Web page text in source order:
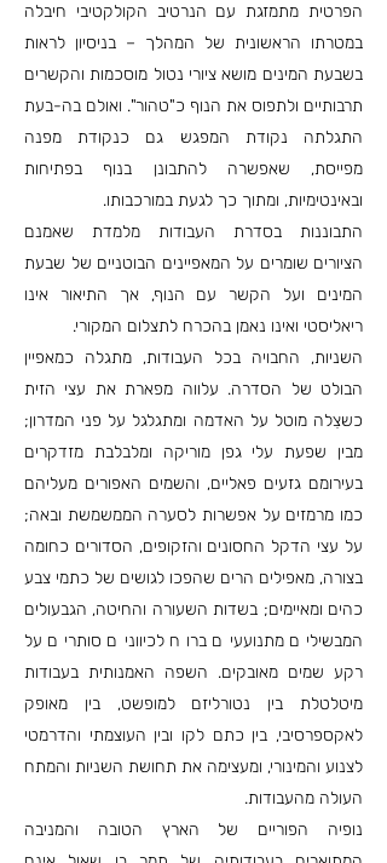
הפרטית מתמזגת עם הנרטיב הקולקטיבי חיבלה
במטרתו הראשונית של המהלך – בניסיון לראות
בשבעת המינים מושא ציורי נטול מוסכמות והקשרים
תרבותיים ולתפוס את הנוף כ"טהור". ואולם בה-בעת
התגלתה נקודת המפגש גם כנקודת מפנה
מפייסת, שאפשרה להתבונן בנוף בפתיחות
ובאינטימיות, ומתוך כך לגעת במורכבותו.
התבוננות בסדרת העבודות מלמדת שאמנם
הציורים שומרים על המאפיינים הבוטניים של שבעת
המינים ועל הקשר עם הנוף, אך התיאור אינו
ריאליסטי ואינו נאמן בהכרח לתצלום המקורי.
השניות, החבויה בכל העבודות, מתגלה כמאפיין
הבולט של הסדרה. עלווה מפארת את עצי הזית
כשצִלה מוטל על האדמה ומתגלגל על פני המדרון;
מבין שפעת עלי גפן מוריקה ומלבלבת מזדקרים
בעירומם גזעים פאליים, והשמים האפורים מעליהם
כמו מרמזים על אפשרות לסערה הממשמשת ובאה;
על עצי הדקל החסונים והזקופים, הסדורים כחומה
בצורה, מאפילים הרים שהפכו לגושים של כתמי צבע
כהים ומאיימים; בשדות השעורה והחיטה, הגבעולים
המבשילים מתנועעים ברוח לכיוונים סותרים על
רקע שמים מאובקים. השפה האמנותית בעבודות
מיטלטלת בין נטורליזם למופשט, בין מאופק
לאקספרסיבי, בין כתם לקו ובין העוצמתי והדרמטי
לצנוע והמינורי, ומעצימה את תחושת השניות והמתח
העולה מהעבודות.
נופיה הפוריים של הארץ הטובה והמניבה